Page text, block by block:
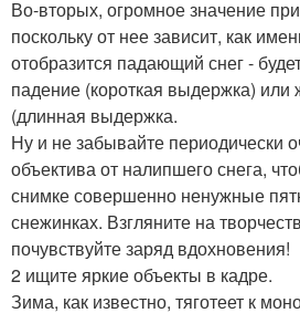
Во-вторых, огромное значение
поскольку от нее зависит, как
отобразится падающий снег -
падение (короткая выдержка)
(длинная выдержка.
Ну и не забывайте периодически
объектива от налипшего снега,
снимке совершенно ненужные
снежинках. Взгляните на
почувствуйте заряд вдохновения!
2 ищите яркие объекты в кадре.
Зима, как известно, тяготеет к